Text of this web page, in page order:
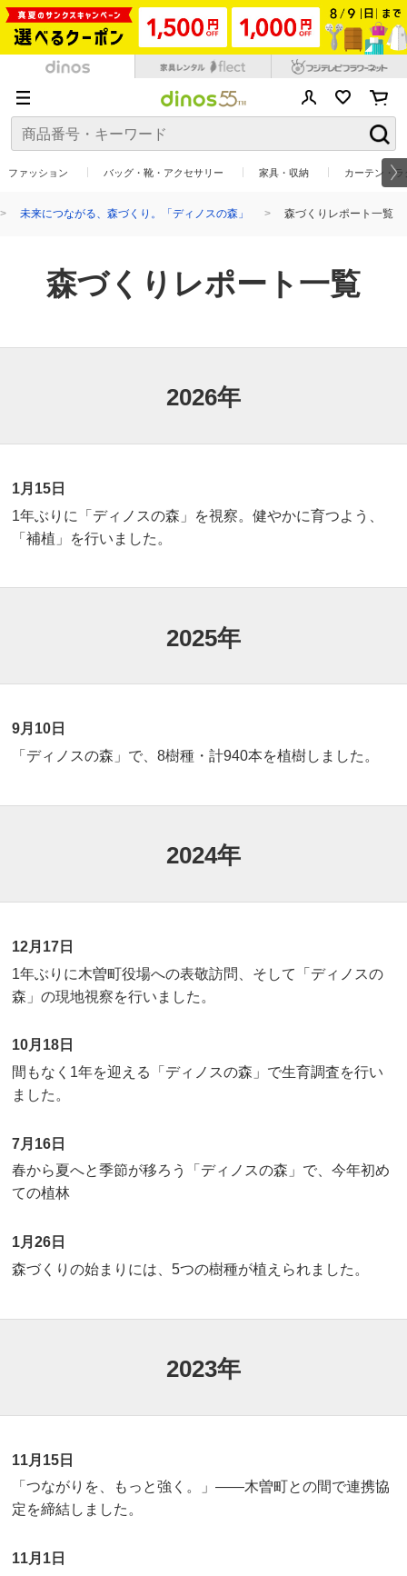
ファッション バッグ・靴・アクセサリー 家具・収納 カーテン・
未来につながる、森づくり。「ディノスの森」 森づくりレポート一覧
森づくりレポート一覧
2026年
1月15日
1年ぶりに「ディノスの森」を視察。健やかに育つよう、
「補植」を行いました。
2025年
9月10日
「ディノスの森」で、8樹種・計940本を植樹しました。
2024年
12月17日
1年ぶりに木曽町役場への表敬訪問、そして「ディノスの
森」の現地視察を行いました。
10月18日
間もなく1年を迎える「ディノスの森」で生育調査を行い
ました。
7月16日
春から夏へと季節が移ろう「ディノスの森」で、今年初め
ての植林
1月26日
森づくりの始まりには、5つの樹種が植えられました。
2023年
11月15日
「つながりを、もっと強く。」――木曽町との間で連携協
定を締結しました。
11月1日